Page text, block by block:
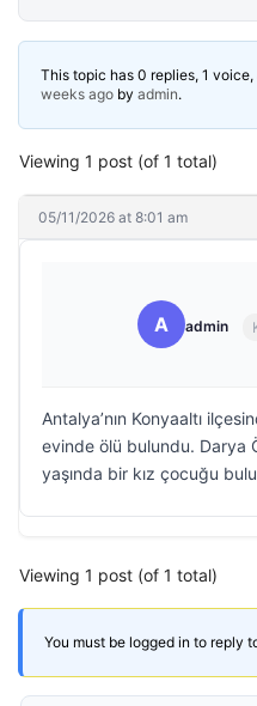
This topic has 0 replies, 1
weeks ago by admin.
Viewing 1 post (of 1 total)
05/11/2026 at 8:01 am
A admin
Antalya’nın Konyaaltı
evinde ölü bulundu. Darya
yaşında bir kız çocuğu
Viewing 1 post (of 1 total)
You must be logged in to reply